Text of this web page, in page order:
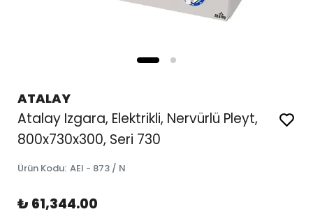
ATALAY
Atalay Izgara, Elektrikli, Nervürlü Pleyt,
800x730x300, Seri 730
Ürün Kodu: AEI - 873 / N
₺ 61,344.00